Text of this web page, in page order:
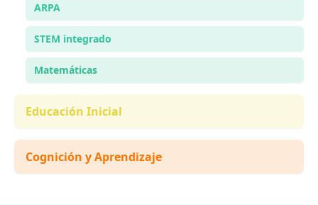
ARPA
STEM integrado
Matemáticas
Educación Inicial
Cognición y Aprendizaje